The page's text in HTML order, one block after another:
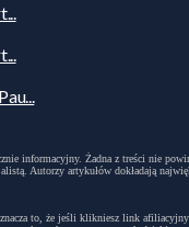
informacyjny. Żadna z treści nie
Autorzy artykułów dokładają
to, że jeśli klikniesz link